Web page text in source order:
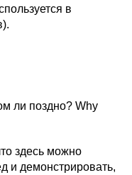
в
ли поздно? Why
здесь можно
и демонстрировать,